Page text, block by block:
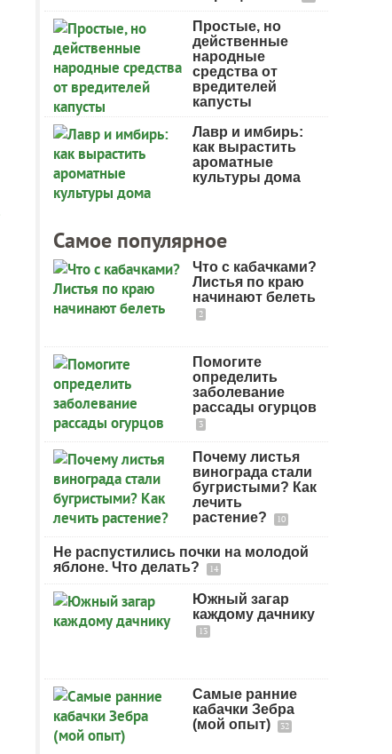
Простые, но
действенные
народные
средства от
вредителей
капусты
Лавр и имбирь:
как вырастить
ароматные
культуры дома
Самое популярное
Что с кабачками?
Листья по краю
начинают белеть
2
Помогите
определить
заболевание
рассады огурцов
3
Почему листья
винограда стали
бугристыми? Как
лечить
растение?
10
Не распустились почки на молодой
яблоне. Что делать?
14
Южный загар
каждому дачнику
13
Самые ранние
кабачки Зебра
(мой опыт)
32